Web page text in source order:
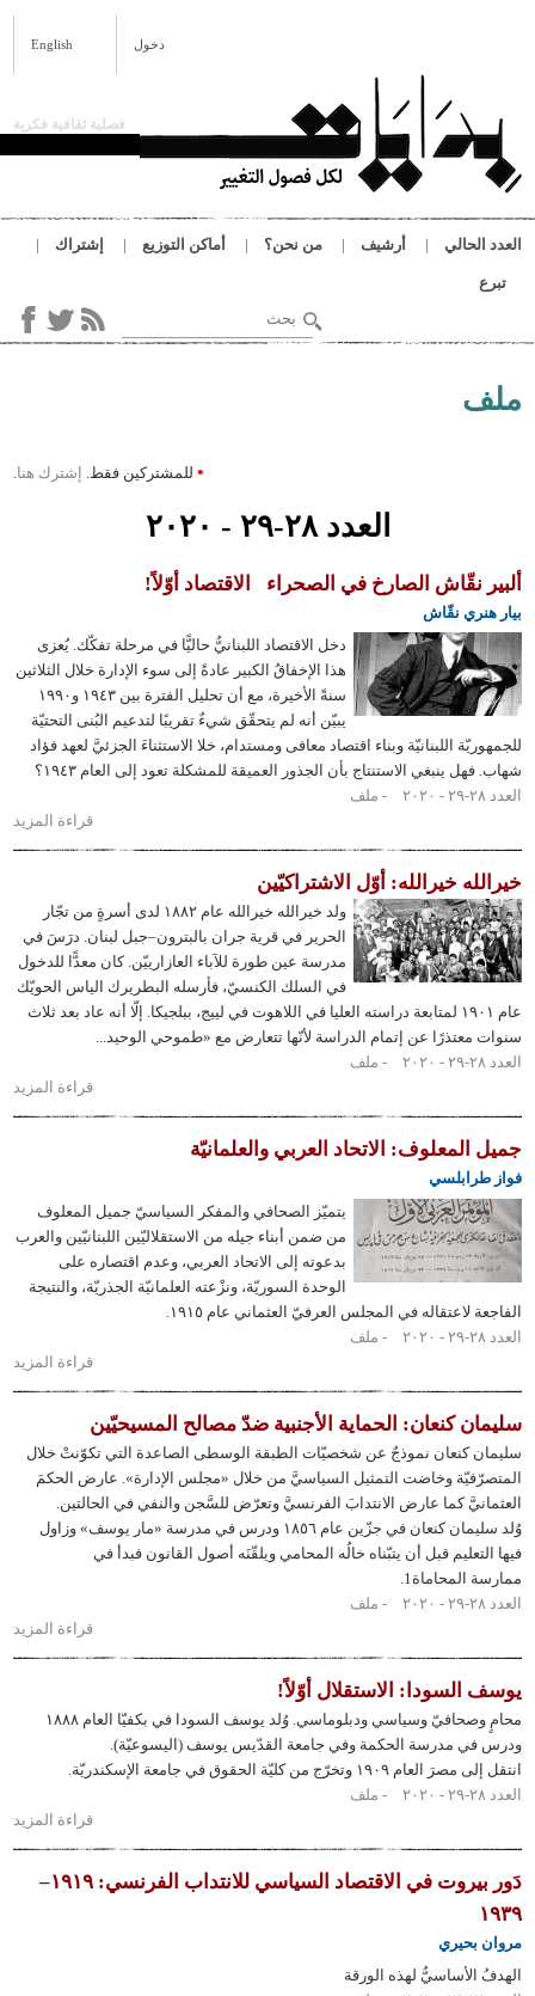
فصلية ثقافية فكرية
أرشيف من نحن؟ أماكن التوزيع إشتراك
استمارة البحث
للمشتركين فقط.إشترك هنا.
العدد ٢٨-٢٩ - ٢٠٢٠
نقّاش الصارخ في الصحراء الاقتصاد أوّلاً!
نقّاش
دخل الاقتصاد اللبنانيُّ حاليًّا في مرحلة تفكّك. يُعزى
هذا الإخفاقُ الكبير عادةً إلى سوء الإدارة خلال الثلاثين
سنةً الأخيرة، مع أن تحليل الفترة بين ١٩٤٣ و١٩٩٠
يبيّن أنه لم يتحقّق شيءٌ تقريبًا لتدعيم البُنى التحتيّة
اللبنانيّة وبناء اقتصاد معافى ومستدام، خلا الاستثناءَ الجزئيَّ لعهد فؤاد
ينبغي الاستنتاج بأن الجذور العميقة للمشكلة تعود إلى العام ١٩٤٣؟
ملف
قراءة المزيد حول
ألبير
في
الصحراء
خيرالله: أوّل الاشتراكيّين
ولد خيرالله خيرالله عام ١٨٨٢ لدى أسرةٍ من تجّار
الحرير في قرية جران بالبترون–جبل لبنان. درَسَ في
مدرسة عين طورة للآباء العازارييّن. كان معدًّا للدخول
في السلك الكنسيّ، فأرسله البطريرك الياس الحويّك
عام ١٩٠١ لمتابعة دراسته العليا في اللاهوت في لييج، ببلجيكا. إلّا أنه عاد بعد ثلاث
عن إتمام الدراسة لأنّها تتعارض مع «طموحي الوحيد...
ملف
قراءة المزيد حول
خيرالله
الاتحاد العربي والعلمانيّة
يتميّز الصحافي والمفكر السياسيّ جميل المعلوف
من ضمن أبناء جيله من الاستقلاليّين اللبنانيّين والعرب
بدعوته إلى الاتحاد العربي، وعدم اقتصاره على
الوحدة السوريّة، ونزْعته العلمانيّة الجذريّة، والنتيجة
لاعتقاله في المجلس العرفيّ العثماني عام ١٩١٥.
ملف
قراءة المزيدحول
جميل
العربي
والعلمانيّة
كنعان: الحماية الأجنبية ضدّ مصالح المسيحيّين
كنعان نموذجٌ عن شخصيّات الطبقة الوسطى الصاعدة التي تكوّنتْ خلال
وخاضت التمثيل السياسيَّ من خلال «مجلس الإدارة». عارض الحكمَ
كما عارض الانتدابَ الفرنسيَّ وتعرّض للسَّجن والنفي في الحالتين.
وُلد سليمان كنعان في جزّين عام ١٨٥٦ ودرس في مدرسة «مار يوسف» وزاول
قبل أن يتبّناه خالُه المحامي ويلقّنَه أصول القانون فبدأ في
ملف
قراءة المزيدحول
سليمان
الأجنبية
المسيحيّين
الاستقلال أوّلاً!
محامٍ وصحافيّ وسياسي ودبلوماسي. وُلد يوسف السودا في بكفيّا العام ١٨٨٨
مدرسة الحكمة وفي جامعة القدّيس يوسف (اليسوعيّة).
وتخرّج من كليّة الحقوق في جامعة الإسكندريّة.
ملف
قراءة المزيدحول
يوسف
الاستقلال
دَور بيروت في الاقتصاد السياسي للانتداب الفرنسي: ١٩١٩–
لهذه الورقة